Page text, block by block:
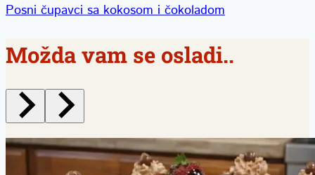
Posni čupavci sa kokosom i čokoladom
Možda vam se osladi..